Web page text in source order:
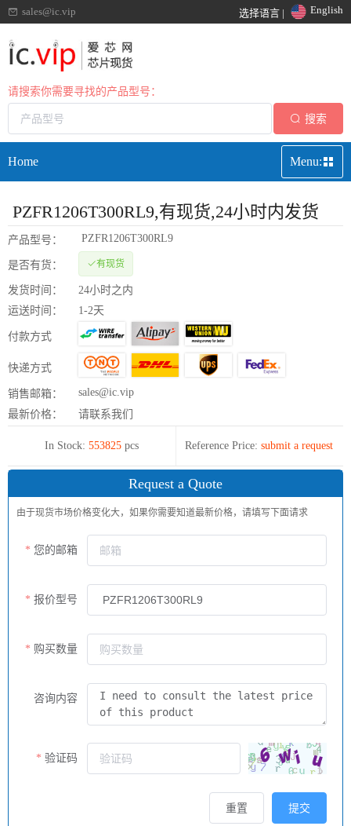
sales@ic.vip 选择语言 | English
请搜索你需要寻找的产品型号：
搜索
Home Menu:
PZFR1206T300RL9,有现货,24小时内发货
产品型号： PZFR1206T300RL9
是否有货： 有现货
发货时间：
24小时之内
运送时间：
1-2天
付款方式
快递方式
销售邮箱：
sales@ic.vip
最新价格：
请联系我们
In Stock: 553825 pcs Reference Price: submit a request
Request a Quote
由于现货市场价格变化大，如果你需要知道最新价格，请填写下面请求
您的邮箱
报价型号
购买数量
咨询内容
验证码
提交
重置